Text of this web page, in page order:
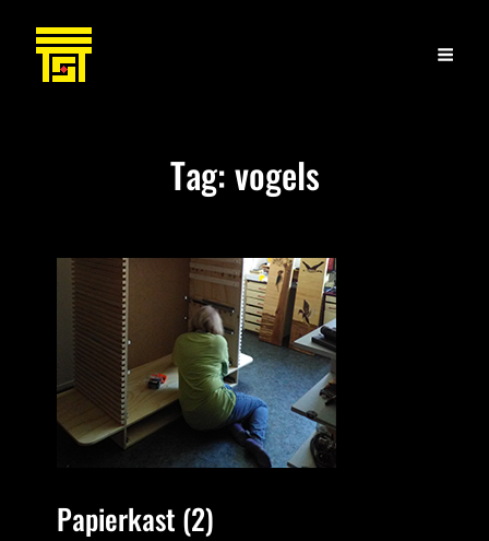
Tag:vogels
Papierkast (2)